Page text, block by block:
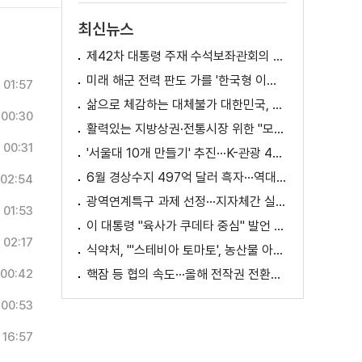
01:57
00:30
00:31
02:54
01:53
02:17
00:42
00:53
16:57
최신뉴스
제42차 대통령 주재 수석보좌관회의 이재명 대통령 모두말씀
미래 해군 전력 판도 가를 '한국형 이지스구축함' 건조 본격화 [K-정책 사용법]
삶으로 체감하는 대체불가 대한민국, 무엇이 달라지나? [정.주.행]
활력있는 지방상권·전통시장 위한 "모두의 상권 추진전략"
'서울대 10개 만들기' 추진···K-관광 4천만 시대 준비
6월 경상수지 497억 달러 흑자···역대 최대
광역연계특구 과제 선정···지자체간 실증 협력 확대
이 대통령 "육사가 쿠데타 중심" 발언 의미는?
식약처, "'스테비아 토마토', 농산물 아닌 가공식품"
핵잠 등 협의 속도···올해 전작권 전환시기 결정 추진